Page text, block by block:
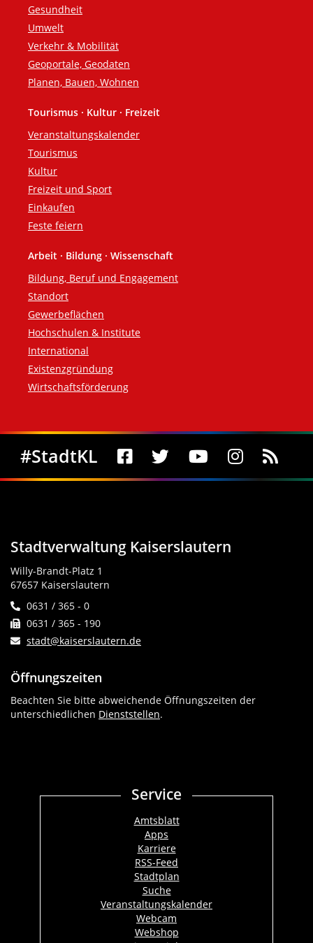
Gesundheit
Umwelt
Verkehr & Mobilität
Geoportale, Geodaten
Planen, Bauen, Wohnen
Tourismus · Kultur · Freizeit
Veranstaltungskalender
Tourismus
Kultur
Freizeit und Sport
Einkaufen
Feste feiern
Arbeit · Bildung · Wissenschaft
Bildung, Beruf und Engagement
Standort
Gewerbeflächen
Hochschulen & Institute
International
Existenzgründung
Wirtschaftsförderung
Social Media
#StadtKL
Stadtverwaltung Kaiserslautern
Willy-Brandt-Platz 1
67657 Kaiserslautern
0631 / 365 - 0
0631 / 365 - 190
stadt@kaiserslautern.de
Öffnungszeiten
Beachten Sie bitte abweichende Öffnungszeiten der
unterschiedlichen Dienststellen.
Service
Amtsblatt
Apps
Karriere
RSS-Feed
Stadtplan
Suche
Veranstaltungskalender
Webcam
Webshop